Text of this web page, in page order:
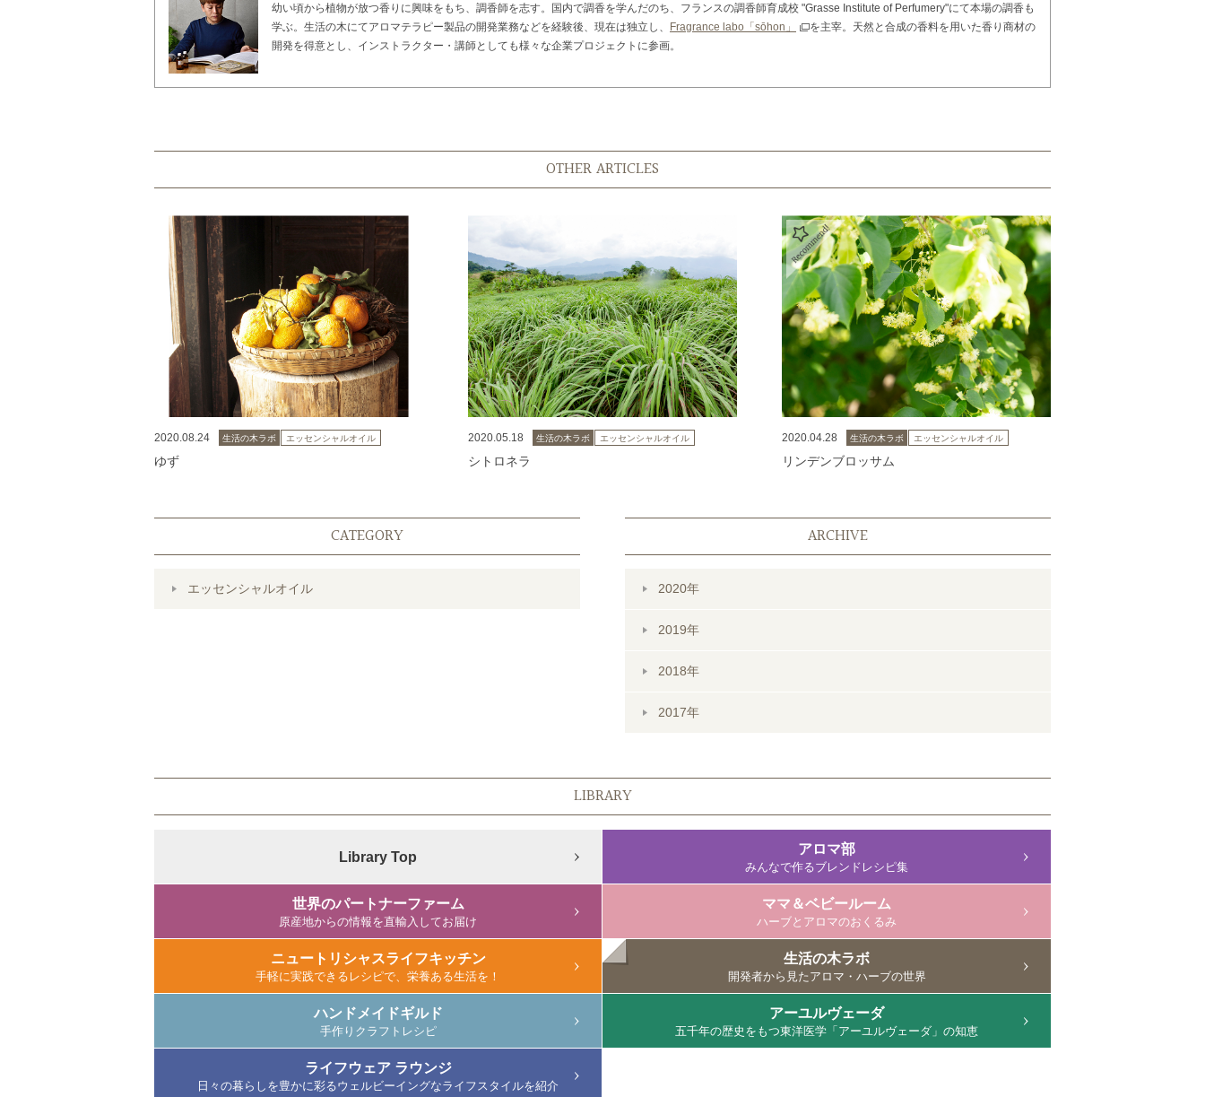
幼い頃から植物が放つ香りに興味をもち、調香師を志す。国内で調香を学んだのち、フランスの調香師育成校 "Grasse Institute of Perfumery"にて本場の調香も
学ぶ。生活の木にてアロマテラピー製品の開発業務などを経験後、現在は独立し、
Fragrance labo「sōhon」
を主宰。天然と合成の香料を用いた香り商材の
開発を得意とし、インストラクター・講師としても様々な企業プロジェクトに参画。
OTHER ARTICLES
2020.08.24 生活の木ラボ エッセンシャルオイル
ゆず
2020.05.18 生活の木ラボ エッセンシャルオイル
シトロネラ
2020.04.28 生活の木ラボ エッセンシャルオイル
リンデンブロッサム
CATEGORY
エッセンシャルオイル
ARCHIVE
2020年
2019年
2018年
2017年
LIBRARY
Library Top
アロマ部
みんなで作るブレンドレシピ集
世界のパートナーファーム
原産地からの情報を直輸入してお届け
ママ＆ベビールーム
ハーブとアロマのおくるみ
ニュートリシャスライフキッチン
手軽に実践できるレシピで、栄養ある生活を！
生活の木ラボ
開発者から見たアロマ・ハーブの世界
ハンドメイドギルド
手作りクラフトレシピ
アーユルヴェーダ
五千年の歴史をもつ東洋医学「アーユルヴェーダ」の知恵
ライフウェア ラウンジ
日々の暮らしを豊かに彩るウェルビーイングなライフスタイルを紹介